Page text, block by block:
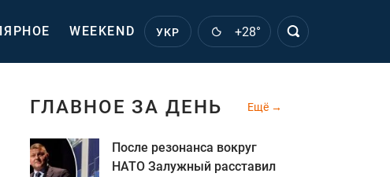
WEEKEND УКР +28°
ГЛАВНОЕ ЗА ДЕНЬ Ещё
После резонанса вокруг
НАТО Залужный расставил